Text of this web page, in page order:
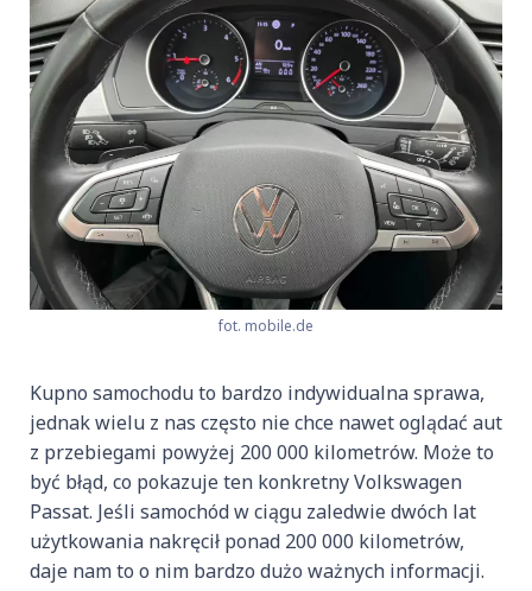
fot. mobile.de
Kupno samochodu to bardzo indywidualna sprawa,
jednak wielu z nas często nie chce nawet oglądać aut
z przebiegami powyżej 200 000 kilometrów. Może to
być błąd, co pokazuje ten konkretny Volkswagen
Passat. Jeśli samochód w ciągu zaledwie dwóch lat
użytkowania nakręcił ponad 200 000 kilometrów,
daje nam to o nim bardzo dużo ważnych informacji.